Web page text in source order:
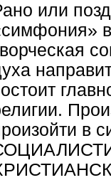
или
в